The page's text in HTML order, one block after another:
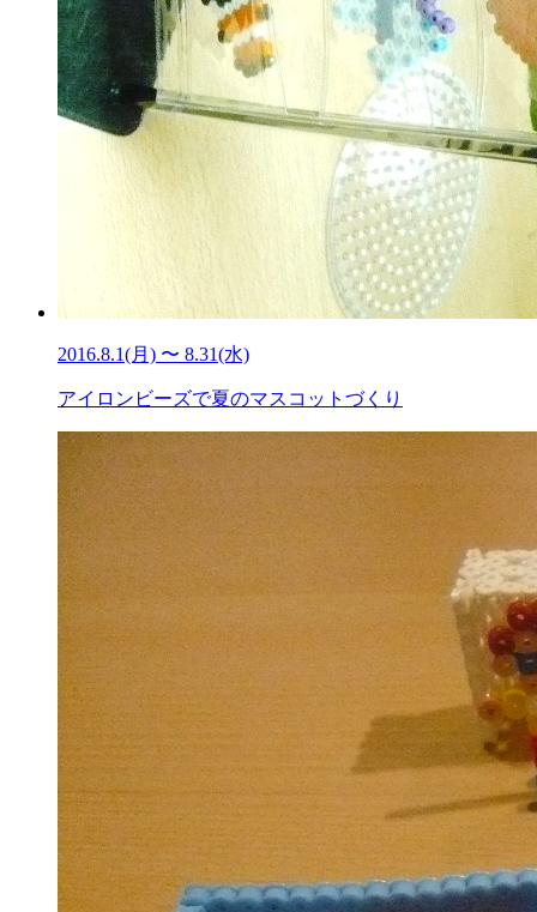
2016.8.1(月) 〜 8.31(水)
アイロンビーズで夏のマスコットづくり